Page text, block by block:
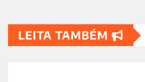
LEITA TAMBÉM